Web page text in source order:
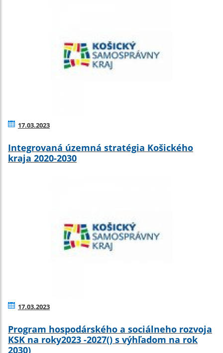
17.03.2023
Integrovaná územná stratégia Košického
kraja 2020-2030
17.03.2023
Program hospodárského a sociálneho rozvoja
KSK na roky2023 -2027() s výhľadom na rok
2030)